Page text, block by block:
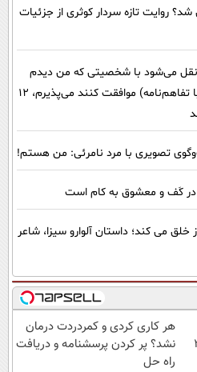
شد؟ روایت تازه سردار کوثری از جزئیات
نقل می‌شود با شخصیتی که من دیدم
تطابق ندارد/ گفتند سه چهارم ( با تفاهم‌نامه) موافقت کنند می‌پذیرم، 12
تصویری با مرد نامرئی: من هستم!
در کَف و معشوق به کام است
سالگی هنوز خلق می کند؛ داستان آلوارو سیزا، شاعر
۲۵
هر کاری کردی و کمردردت درمان
نشد؟ پر کردن پرسشنامه و دریافت
راه حل